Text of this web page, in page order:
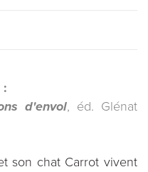
:
d'envol, éd. Glénat
son chat Carrot vivent